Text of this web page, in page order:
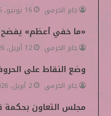
جابر الحرمي 16 يونيو, 2026
«ما خفي أعظم» يفضح
جابر الحرمي 12 أبريل, 2026
وضع النقاط على
جابر الحرمي 2 أبريل, 2026
مجلس التعاون بحكمة